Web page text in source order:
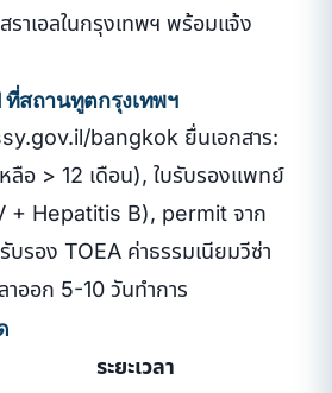
ราเอลในกรุงเทพฯ พร้อมแจ้ง
สถานทูตกรุงเทพฯ
bangkok ยื่นเอกสาร:
ลือ > 12 เดือน), ใบรับรองแพทย์
+ Hepatitis B), permit จาก
รอง TOEA ค่าธรรมเนียมวีซ่า
ออก 5-10 วันทำการ
ระยะเวลา